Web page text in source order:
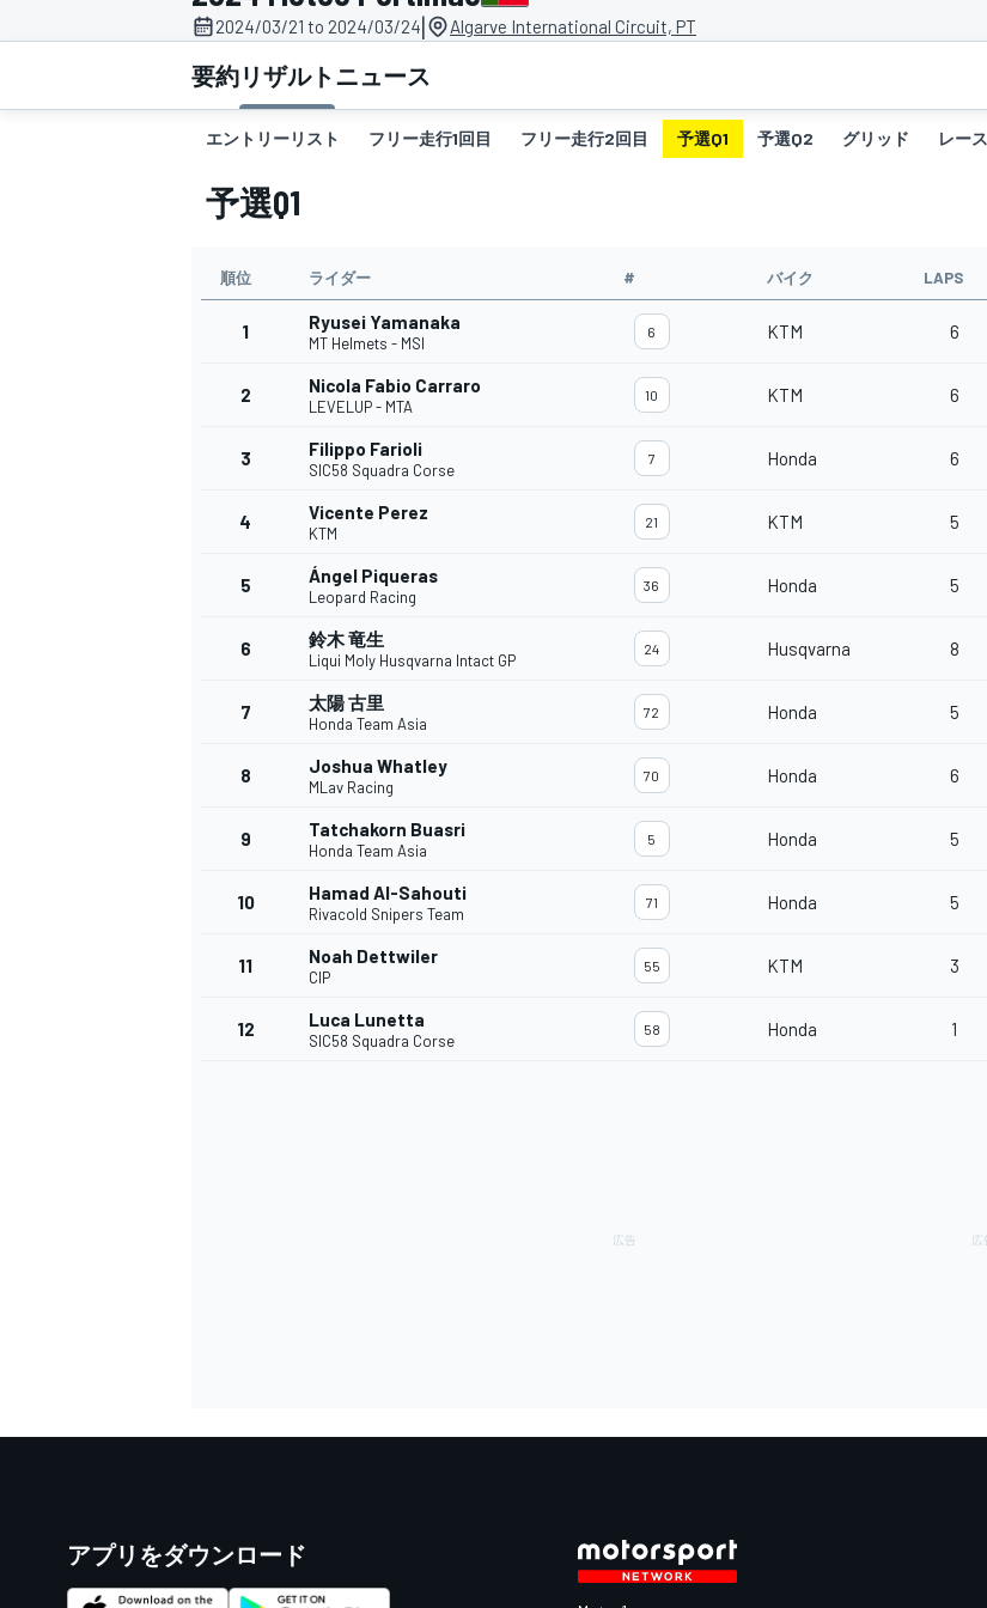
スーパーフォーミュラ
スーパーGT
2024/03/21 to 2024/03/24| Algarve International Circuit, PT
要約リザルト ニュース
エントリーリスト フリー走行1回目 フリー走行2回目 予選Q1 予選Q2 グリッド レース
予選Q1
順位 ライダー # バイク LAPS
1 Ryusei Yamanaka
MT Helmets - MSI
6 KTM 6
2 Nicola Fabio Carraro
LEVELUP - MTA
10 KTM 6
3 Filippo Farioli
SIC58 Squadra Corse
7 Honda 6
4 Vicente Perez
KTM
21 KTM 5
5 Ángel Piqueras
Leopard Racing
36 Honda 5
6 鈴木 竜生
Liqui Moly Husqvarna Intact GP
24 Husqvarna 8
7 太陽 古里
Honda Team Asia
72 Honda 5
8 Joshua Whatley
MLav Racing
70 Honda 6
9 Tatchakorn Buasri
Honda Team Asia
5 Honda 5
10 Hamad Al-Sahouti
Rivacold Snipers Team
71 Honda 5
11 Noah Dettwiler
CIP
55 KTM 3
12 Luca Lunetta
SIC58 Squadra Corse
58 Honda 1
アプリをダウンロード